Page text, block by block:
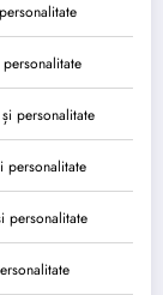
personalitate
personalitate
personalitate